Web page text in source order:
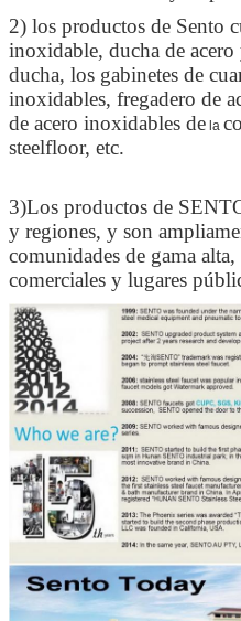
2) los productos de Sento
inoxidable, ducha de
ducha, los gabinetes de
inoxidables, fregadero de
de acero inoxidables de la
steelfloor, etc.
3)Los productos de
y regiones, y son
comunidades de gama
comerciales y lugares